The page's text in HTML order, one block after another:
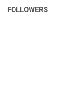
FOLLOWERS